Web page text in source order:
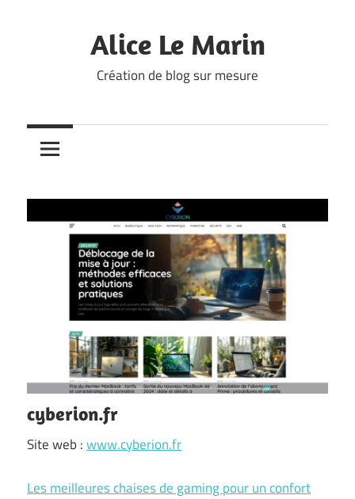
Alice Le Marin
Création de blog sur mesure
cyberion.fr
Site web :www.cyberion.fr
Les meilleures chaises de gaming pour un confort